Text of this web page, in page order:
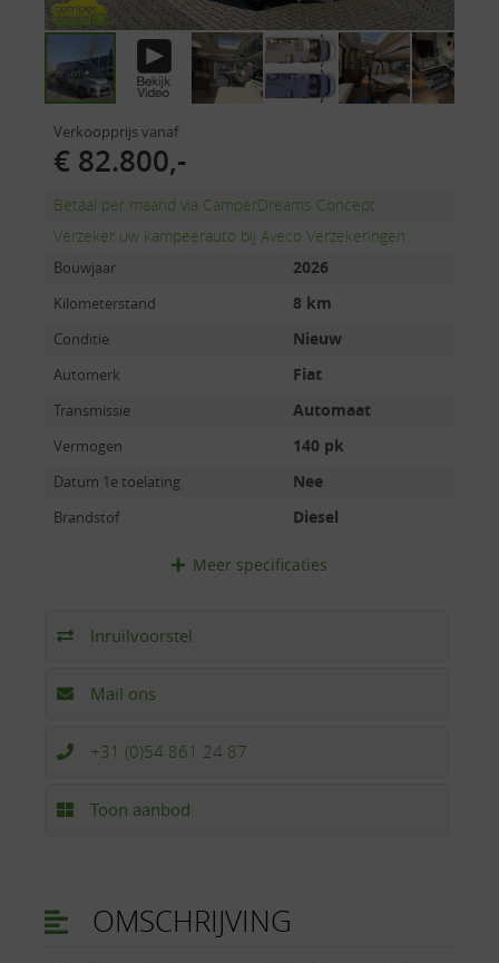
Verkoopprijs vanaf
€ 82.800,-
Betaal per maand via CamperDreams Concept
Verzeker uw kampeerauto bij Aveco Verzekeringen
Bouwjaar 2026
Kilometerstand 8 km
Conditie Nieuw
Automerk Fiat
Transmissie Automaat
Vermogen 140 pk
Datum 1e toelating Nee
Brandstof Diesel
Meer specificaties
Inruilvoorstel
Mail ons
+31 (0)54 861 24 87
Toon aanbod
OMSCHRIJVING